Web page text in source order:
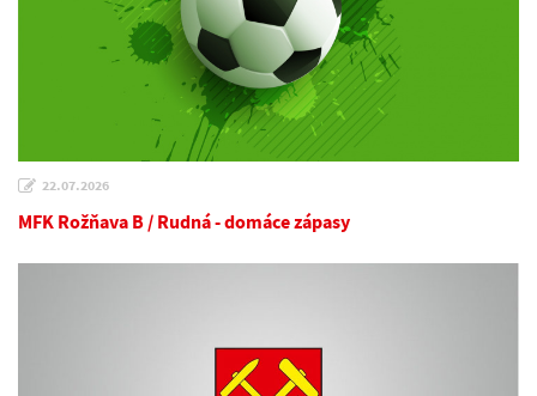
22.07.2026
MFK Rožňava B / Rudná - domáce zápasy